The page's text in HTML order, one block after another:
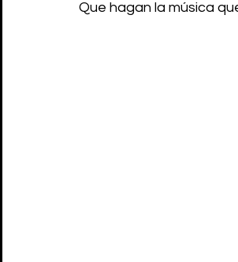
Que hagan la música